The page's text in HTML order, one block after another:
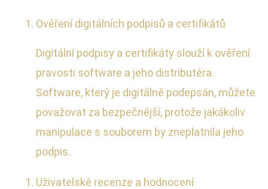
Ověření digitálních podpisů a certifikátů
Digitální podpisy a certifikáty slouží k ověření
pravosti software a jeho distributéra.
Software, který je digitálně podepsán, můžete
považovat za bezpečnější, protože jakákoliv
manipulace s souborem by zneplatnila jeho
podpis.
Uživatelské recenze a hodnocení